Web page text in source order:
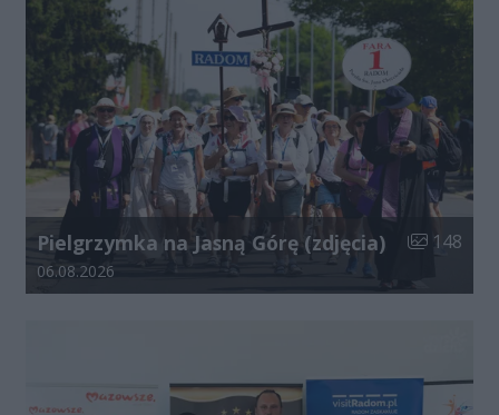
Pielgrzymka na Jasną Górę (zdjęcia) Liczba
148
Data dodania galerii:
06.08.2026